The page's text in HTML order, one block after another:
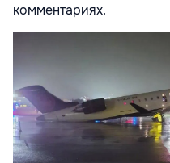
комментариях.